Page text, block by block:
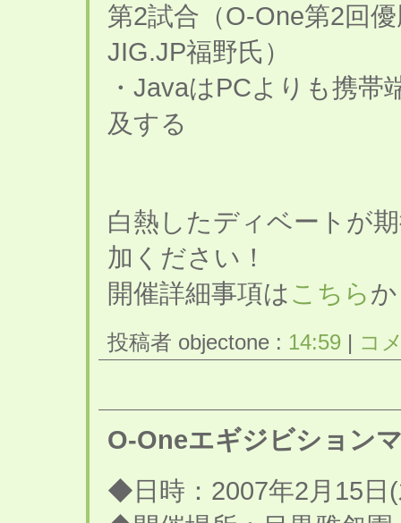
第2試合（O-One第2回
JIG.JP福野氏）
・JavaはPCよりも携
及する
白熱したディベートが
加ください！
開催詳細事項は こちら
投稿者 objectone : 14:59 | コ
O-Oneエギジビション
◆日時：2007年2月15日